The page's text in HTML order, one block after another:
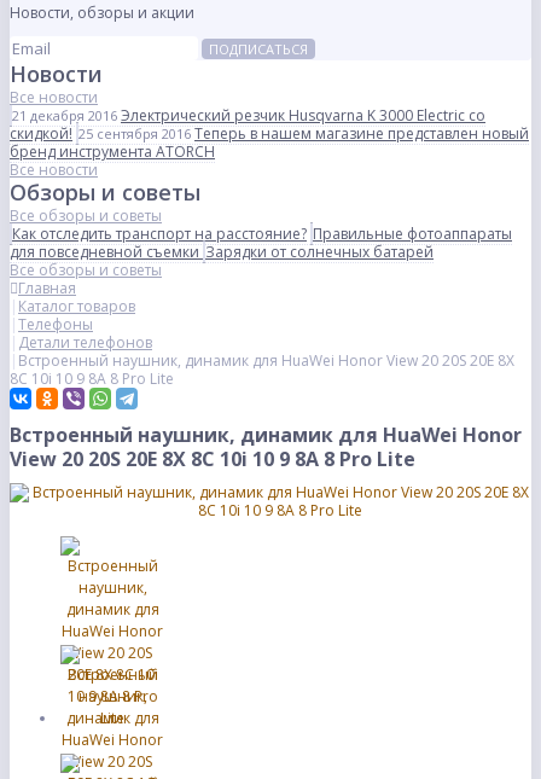
Новости, обзоры и акции
ПОДПИСАТЬСЯ
Новости
Все новости
21 декабря 2016 Электрический резчик Husqvarna K 3000 Electric со
скидкой! 25 сентября 2016 Теперь в нашем магазине представлен новый
бренд инструмента ATORCH
Все новости
Обзоры и советы
Все обзоры и советы
Как отследить транспорт на расстояние? Правильные фотоаппараты
для повседневной съемкиЗарядки от солнечных батарей
Все обзоры и советы
Главная
Каталог товаров
Телефоны
Детали телефонов
Встроенный наушник, динамик для HuaWei Honor View 20 20S 20E 8X
8C 10i 10 9 8A 8 Pro Lite
Встроенный наушник, динамик для HuaWei Honor
View 20 20S 20E 8X 8C 10i 10 9 8A 8 Pro Lite